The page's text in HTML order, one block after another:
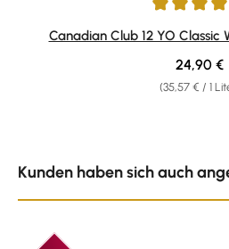
Durchschnittliche Bewertung von
Canadian Club 12 YO Classic
(35,57 € / 1
24,90 €
Kunden haben sich auch